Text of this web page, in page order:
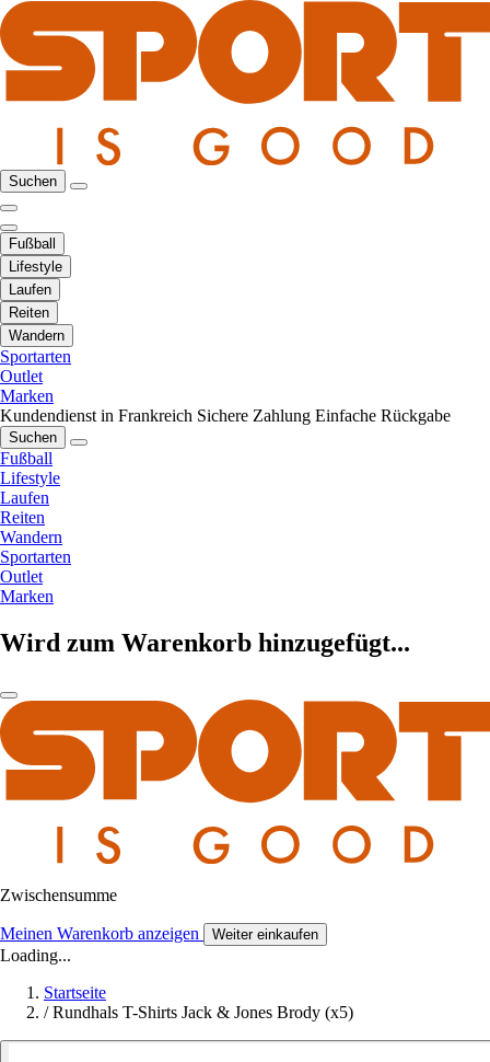
Suchen
Fußball
Lifestyle
Laufen
Reiten
Wandern
Sportarten
Outlet
Marken
Kundendienst in Frankreich Sichere Zahlung Einfache Rückgabe
Suchen
Fußball
Lifestyle
Laufen
Reiten
Wandern
Sportarten
Outlet
Marken
Wird zum Warenkorb hinzugefügt...
Zwischensumme
Meinen Warenkorb anzeigen Weiter einkaufen
Loading...
Startseite
/ Rundhals T-Shirts Jack & Jones Brody (x5)